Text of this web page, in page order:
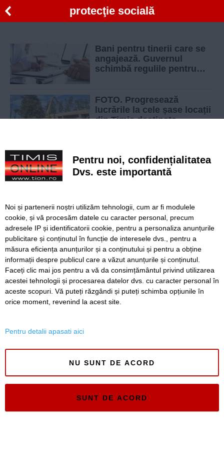
protecţie socială
Bani pentru tinerii care se
angajează. Guvernul
schimbă regulile pentru
FOTO. Progresează
lucrările la cele șase locații
din Timiș destinate
CRJ propune o lege pentru prevenirea
abuzurilor asupra copiilor din institutiile de
protectie sociala
Olimpiada Copiilor
Înapoi Înainte
SERVICII Redactia
Folosinta Cookie-urilor
Termeni si conditii de utilizare
Timiș Online
ISSN 3008-2323
Pentru noi, confidențialitatea
Dvs. este importantă
Noi și partenerii noștri utilizăm tehnologii, cum ar fi modulele
cookie, și vă procesăm datele cu caracter personal, precum
adresele IP și identificatorii cookie, pentru a personaliza anunțurile
publicitare și conținutul în funcție de interesele dvs., pentru a
măsura eficiența anunțurilor și a conținutului și pentru a obține
informații despre publicul care a văzut anunțurile și conținutul.
Faceți clic mai jos pentru a vă da consimțământul privind utilizarea
acestei tehnologii și procesarea datelor dvs. cu caracter personal în
aceste scopuri. Vă puteți răzgândi și puteți schimba opțiunile în
orice moment, revenind la acest site.
Pentru detalii apasati aici
NU SUNT DE ACORD
SUNT DE ACORD